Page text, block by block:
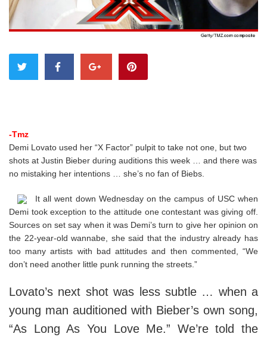
-Tmz
Demi Lovato used her “X Factor” pulpit to take not one, but two
shots at Justin Bieber during auditions this week … and there was
no mistaking her intentions … she’s no fan of Biebs.
It all went down Wednesday on the campus of USC when
Demi took exception to the attitude one contestant was giving off.
Sources on set say when it was Demi’s turn to give her opinion on
the 22-year-old wannabe, she said that the industry already has
too many artists with bad attitudes and then commented, “We
don’t need another little punk running the streets.”
Lovato’s next shot was less subtle … when a
young man auditioned with Bieber’s own song,
“As Long As You Love Me.” We’re told the